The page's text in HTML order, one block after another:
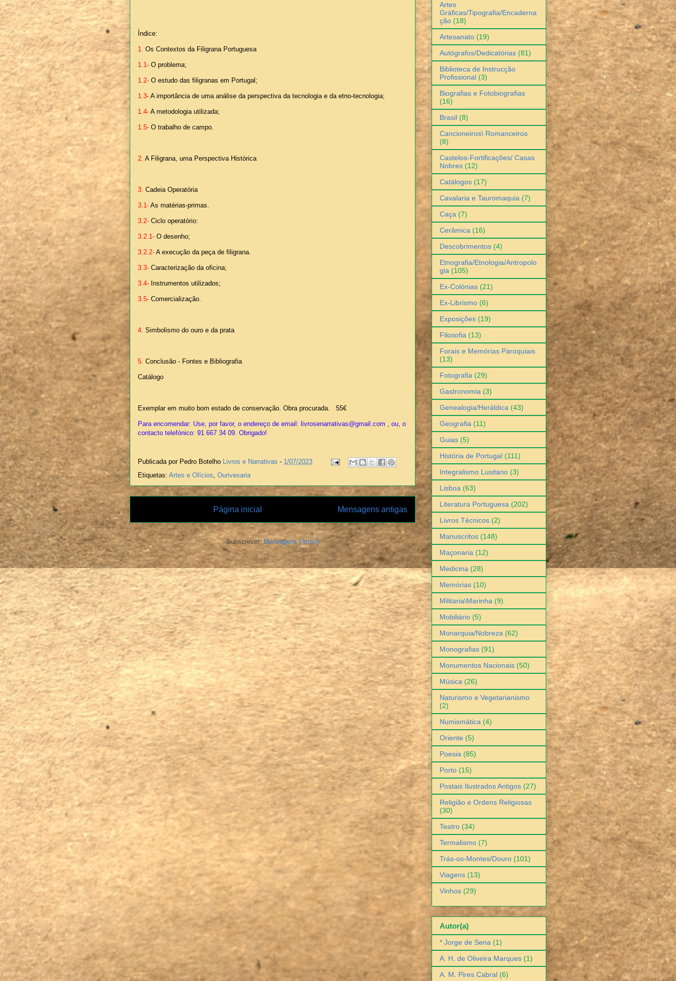
Índice:
1. Os Contextos da Filigrana Portuguesa
1.1- O problema;
1.2- O estudo das filigranas em Portugal;
1.3- A importância de uma análise da perspectiva da tecnologia e da etno-tecnologia;
1.4- A metodologia utilizada;
1.5- O trabalho de campo.
2. A Filigrana, uma Perspectiva Histórica
3. Cadeia Operatória
3.1- As matérias-primas.
3.2- Ciclo operatório:
3.2.1- O desenho;
3.2.2- A execução da peça de filigrana.
3.3- Caracterização da oficina;
3.4- Instrumentos utilizados;
3.5- Comercialização.
4. Simbolismo do ouro e da prata
5. Conclusão - Fontes e Bibliografia
Catálogo
Exemplar em muito bom estado de conservação. Obra procurada. 55€
Para encomendar: Use, por favor, o endereço de email: livrosenarrativas@gmail.com , ou, o
contacto telefónico: 91 667 34 09. Obrigado!
Publicada por Pedro Botelho Livros e Narrativas - 1/07/2023
Etiquetas: Artes e Ofícios, Ourivesaria
Mensagens antigas
Página inicial
Subscrever: Mensagens (Atom)
Artes
Gráficas/Tipografia/Encaderna
ção (18)
Artesanato (19)
Autógrafos/Dedicatórias (81)
Biblioteca de Instrucção
Profissional (3)
Biografias e Fotobiografias
(16)
Brasil (8)
Cancioneiros\ Romanceiros
(8)
Castelos-Fortificações/ Casas
Nobres (12)
Catálogos (17)
Cavalaria e Tauromaquia (7)
Caça (7)
Cerâmica (16)
Descobrimentos (4)
Etnografia/Etnologia/Antropolo
gia (105)
Ex-Colónias (21)
Ex-Librismo (6)
Exposições (19)
Filosofia (13)
Forais e Memórias Paroquiais
(13)
Fotografia (29)
Gastronomia (3)
Genealogia/Heráldica (43)
Geografia (11)
Guias (5)
História de Portugal (111)
Integralismo Lusitano (3)
Lisboa (63)
Literatura Portuguesa (202)
Livros Técnicos (2)
Manuscritos (148)
Maçonaria (12)
Medicina (28)
Memórias (10)
Militaria\Marinha (9)
Mobiliário (5)
Monarquia/Nobreza (62)
Monografias (91)
Monumentos Nacionais (50)
Música (26)
Naturismo e Vegetarianismo
(2)
Numismática (4)
Oriente (5)
Poesia (85)
Porto (15)
Postais Ilustrados Antigos (27)
Religião e Ordens Religiosas
(30)
Teatro (34)
Termalismo (7)
Trás-os-Montes/Douro (101)
Viagens (13)
Vinhos (29)
Autor(a)
* Jorge de Sena (1)
A. H. de Oliveira Marques (1)
A. M. Pires Cabral (6)